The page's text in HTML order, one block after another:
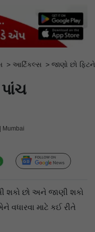
> આર્ટિકલ્સ > જાણો છો
Mumbai
Follow Us
શકો છો અને જાણી શકો
માટે કઈ રીતે